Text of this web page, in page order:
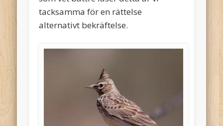
tacksamma för en rättelse
alternativt bekräftelse.